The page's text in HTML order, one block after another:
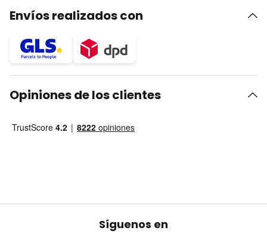
Envíos realizados con
Opiniones de los clientes
Síguenos en